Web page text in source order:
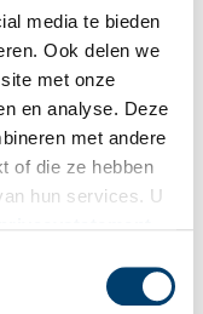
media te bieden
Ook delen we
met onze
en analyse. Deze
met andere
of die ze hebben
hun services. U